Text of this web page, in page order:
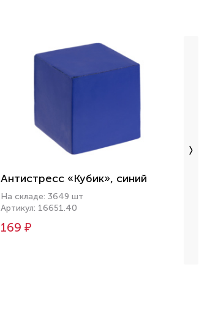
Антистресс «Кубик», синий
На складе: 3649 шт
Артикул: 16651.40
169 ₽